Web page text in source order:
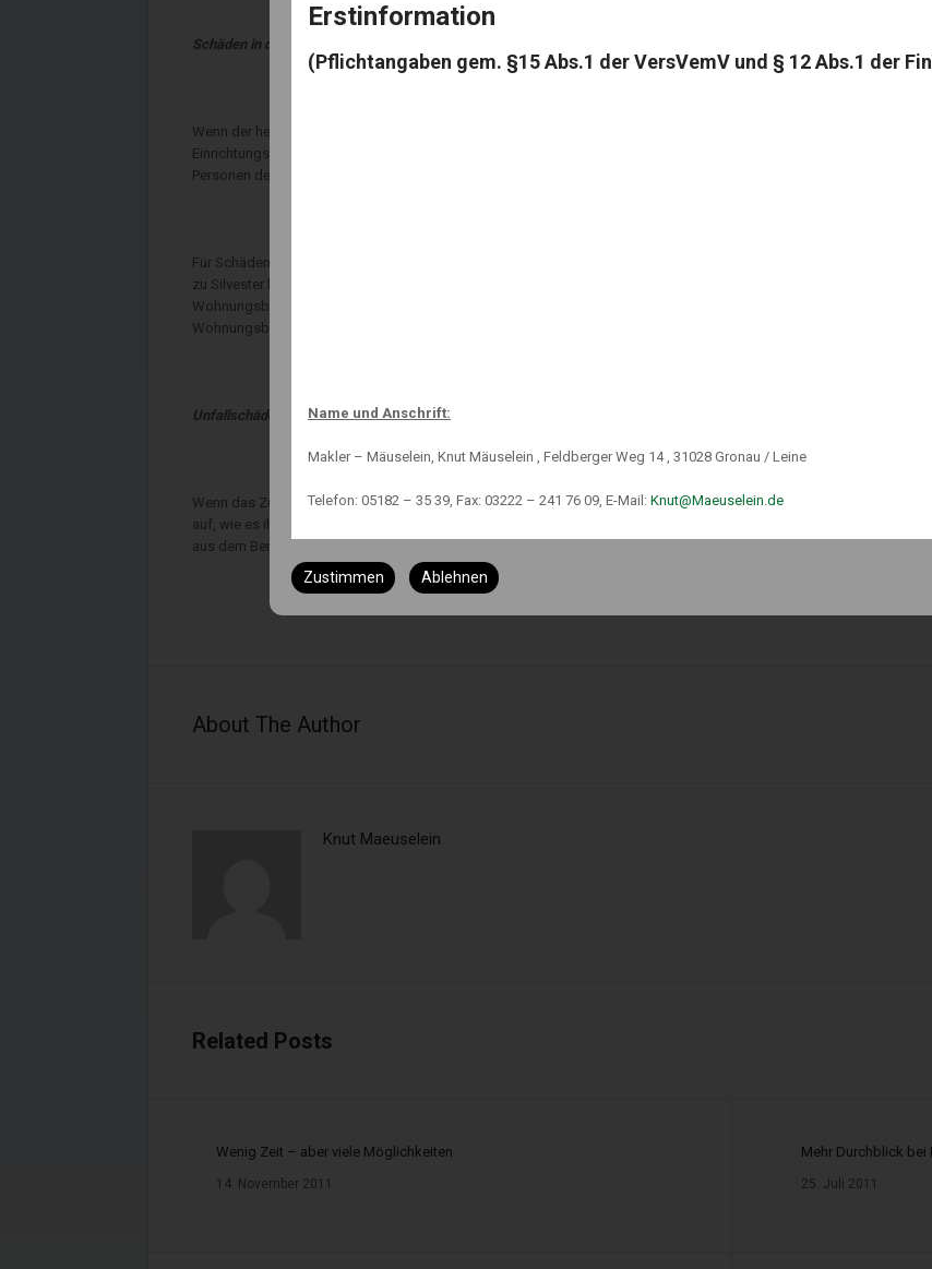
Schäden in der Wohnung oder am Haus
Wenn der heimische Teppich durch ein Tischfeuerwerk Feuer fing oder bei der Party die teure Vase zerbrach, zahlt
Einrichtungsgegenständen und auch Elektrogeräten ein. Gute Verträge verzichten auf die „Einrede grober
Personen den Schaden stark alkoholisiert herbeigeführt haben.
Für Schäden am Eigenheim kommt hingegen die Wohngebäudeversicherung auf, etwa wenn eine Silvesterrakete
zu Silvester keine Seltenheit. Auch zum Jahreswechsel 2017 waren wieder zahlreiche tragische Ereignisse zu
Wohnungsbrand teils schwer verletzt, in Siegen und Hamburg starben gar Menschen bei Bränden. Die
Wohnungsbrände zum Jahresende viermal höher ist als zu anderen Zeiten.
Unfallschäden
Wenn das Zünden der Rakete nicht nur sprichwörtlich ins Auge ging, ist eine private Unfallversicherung der
auf, wie es ihr Name schon verrät. Eine Berufsunfähigkeitsversicherung ist zusätzlich empfehlenswert – sie sichert
aus dem Beruf ausscheiden muss. Die Feststellung einer 50prozentigen Berufsunfähigkeit bewirkt in der Regel die
About The Author
Knut Maeuselein
Related Posts
Wenig Zeit – aber viele Möglichkeiten
14. November 2011
Mehr Durchblick bei
25. Juli 2011
Erstinformation
(Pflichtangaben gem. §15 Abs.1 der VersVemV und § 12 Abs.1 der
Name und Anschrift:
Makler – Mäuselein, Knut Mäuselein , Feldberger Weg 14 , 31028 Gronau / Leine
Telefon: 05182 – 35 39, Fax: 03222 – 241 76 09, E-Mail: Knut@Maeuselein.de
Status:
Immobilienmakler nach § 34 c GewO
Immobiliendarlehnsvermittler gemäß § 34 i GewO
IHK Hannover, Schiffgraben 49, 30175 Hannover
Zustimmen Ablehnen